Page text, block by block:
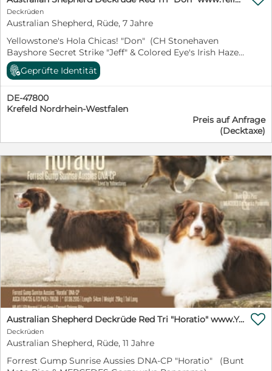
Deckrüden
Australian Shepherd, Rüde, 7 Jahre
Yellowstone's Hola Chicas! "Don" (CH Stonehaven
Bayshore Secret Strike "Jeff" & Colored Eye's Irish Hazel
"Maggy") *30.07.2019 Red Tri Augen amber ASCA 47800
Krefeld 55cm 27kg Button Ears Untersuchungen
####################### HD A2 frei ED frei
MDR1; (+/-) Träger (gen) HSF4: (+/+) frei (gen) CEA: (+/+)
frei (gen) PRA: (+/+) frei (gen) Augen: frei Gebiss: korr.
https://www.yellowstoneaussies.de/yellowstones-hola-
chicas-don/ Jennifer Walter Kreuzbergstr.44 47800
Krefeld info@yellowstoneaussies.de
www.YellowstoneAussies.de
Geprüfte Identität
DE-47800
Krefeld Nordrhein-Westfalen
Preis auf Anfrage
(Decktaxe)
Australian Shepherd Deckrüde Red Tri "Horatio" www.YellowstoneAussies.de
Deckrüden
Australian Shepherd, Rüde, 11 Jahre
Forrest Gump Sunrise Aussies DNA-CP "Horatio" (Bunt
